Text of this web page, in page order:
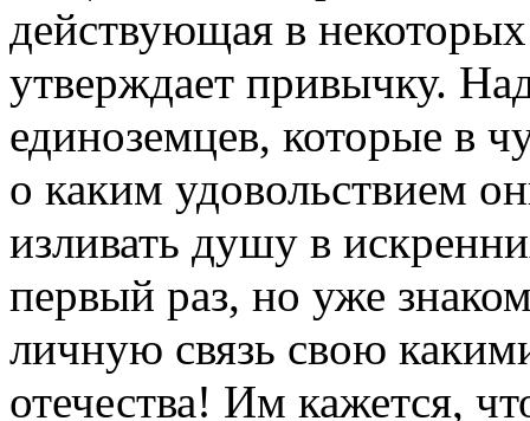
действующая в
утверждает привычку.
единоземцев, которые в
о каким удовольствием
изливать душу в
первый раз, но уже
личную связь свою
отечества! Им кажется,